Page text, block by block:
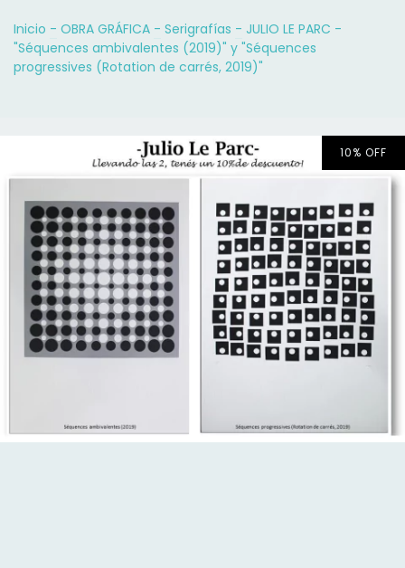
Inicio - OBRA GRÁFICA - Serigrafías - JULIO LE PARC -
"Séquences ambivalentes (2019)" y "Séquences
progressives (Rotation de carrés, 2019)"
10% OFF